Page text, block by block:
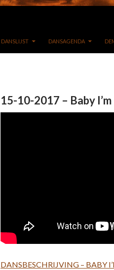
DANSLIJST DANSAGENDA
15-10-2017 – Baby
DANSBESCHRIJVING – BABY